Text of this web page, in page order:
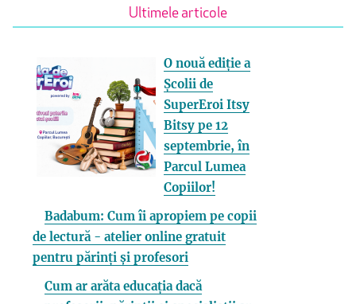
Ultimele articole
O nouă ediție a
Școlii de
SuperEroi Itsy
Bitsy pe 12
septembrie, în
Parcul Lumea
Copiilor!
Badabum: Cum îi apropiem pe copii
de lectură - atelier online gratuit
pentru părinți și profesori
Cum ar arăta educația dacă